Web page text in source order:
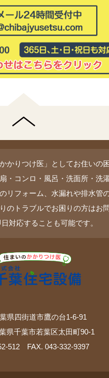
かりつけ医」としてお住いの
・コンロ・風呂・洗面所・洗
リフォーム、水漏れや排水管
のトラブルでお困りの方はお
対応することも可能です。
県四街道市鷹の台1-6-91
県千葉市若葉区太田町90-1
512 FAX. 043-332-9397